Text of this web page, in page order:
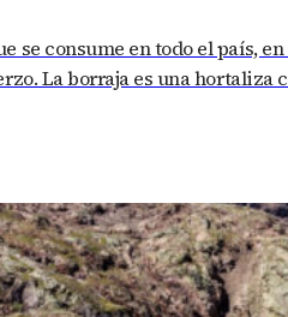
se consume en todo el país,
La borraja es una